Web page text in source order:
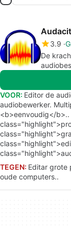
3.9
De
VOOR: Editor de
audiobewerker.
<b>eenvoudig</b>..
TEGEN: Editar grote
oude computers..